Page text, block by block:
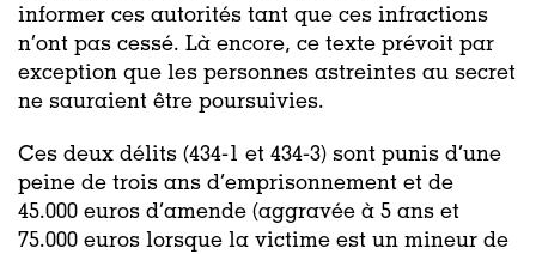
informer ces autorités tant que ces infractions
n’ont pas cessé. Là encore, ce texte prévoit par
exception que les personnes astreintes au secret
ne sauraient être poursuivies.
Ces deux délits (434-1 et 434-3) sont punis d’une
peine de trois ans d’emprisonnement et de
45.000 euros d’amende (aggravée à 5 ans et
75.000 euros lorsque la victime est un mineur de